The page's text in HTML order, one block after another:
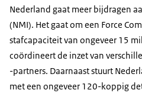
Nederland gaat meer bijdragen
(NMI). Het gaat om een Force
stafcapaciteit van ongeveer 15
coördineert de inzet van
-partners. Daarnaast stuurt
met een ongeveer 120-koppig